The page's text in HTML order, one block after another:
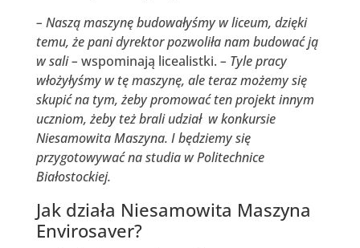
– Naszą maszynę budowałyśmy w liceum, dzięki
temu, że pani dyrektor pozwoliła nam budować ją
w sali – wspominają licealistki. – Tyle pracy
włożyłyśmy w tę maszynę, ale teraz możemy się
skupić na tym, żeby promować ten projekt innym
uczniom, żeby też brali udział w konkursie
Niesamowita Maszyna. I będziemy się
przygotowywać na studia w Politechnice
Białostockiej.
Jak działa Niesamowita Maszyna
Envirosaver?